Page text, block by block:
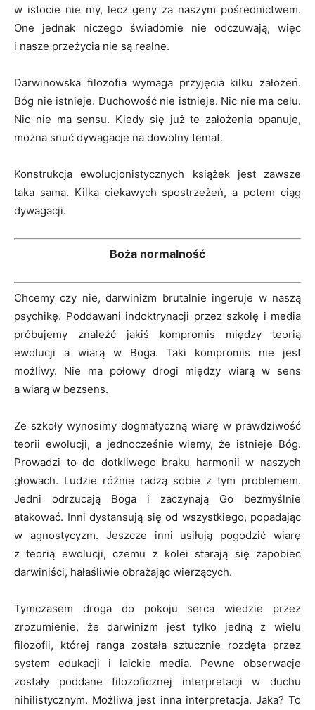
w istocie nie my, lecz geny za naszym pośrednictwem.
One jednak niczego świadomie nie odczuwają, więc
i nasze przeżycia nie są realne.
Darwinowska filozofia wymaga przyjęcia kilku założeń.
Bóg nie istnieje. Duchowość nie istnieje. Nic nie ma celu.
Nic nie ma sensu. Kiedy się już te założenia opanuje,
można snuć dywagacje na dowolny temat.
Konstrukcja ewolucjonistycznych książek jest zawsze
taka sama. Kilka ciekawych spostrzeżeń, a potem ciąg
dywagacji.
Boża normalność
Chcemy czy nie, darwinizm brutalnie ingeruje w naszą
psychikę. Poddawani indoktrynacji przez szkołę i media
próbujemy znaleźć jakiś kompromis między teorią
ewolucji a wiarą w Boga. Taki kompromis nie jest
możliwy. Nie ma połowy drogi między wiarą w sens
a wiarą w bezsens.
Ze szkoły wynosimy dogmatyczną wiarę w prawdziwość
teorii ewolucji, a jednocześnie wiemy, że istnieje Bóg.
Prowadzi to do dotkliwego braku harmonii w naszych
głowach. Ludzie różnie radzą sobie z tym problemem.
Jedni odrzucają Boga i zaczynają Go bezmyślnie
atakować. Inni dystansują się od wszystkiego, popadając
w agnostycyzm. Jeszcze inni usiłują pogodzić wiarę
z teorią ewolucji, czemu z kolei starają się zapobiec
darwiniści, hałaśliwie obrażając wierzących.
Tymczasem droga do pokoju serca wiedzie przez
zrozumienie, że darwinizm jest tylko jedną z wielu
filozofii, której ranga została sztucznie rozdęta przez
system edukacji i laickie media. Pewne obserwacje
zostały poddane filozoficznej interpretacji w duchu
nihilistycznym. Możliwa jest inna interpretacja. Jaka? To